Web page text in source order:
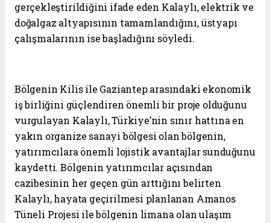
gerçekleştirildiğini ifade eden Kalaylı, elektrik ve
doğalgaz altyapısının tamamlandığını, üstyapı
çalışmalarının ise başladığını söyledi.
Bölgenin Kilis ile Gaziantep arasındaki ekonomik
iş birliğini güçlendiren önemli bir proje olduğunu
vurgulayan Kalaylı, Türkiye’nin sınır hattına en
yakın organize sanayi bölgesi olan bölgenin,
yatırımcılara önemli lojistik avantajlar sunduğunu
kaydetti. Bölgenin yatırımcılar açısından
cazibesinin her geçen gün arttığını belirten
Kalaylı, hayata geçirilmesi planlanan Amanos
Tüneli Projesi ile bölgenin limana olan ulaşım